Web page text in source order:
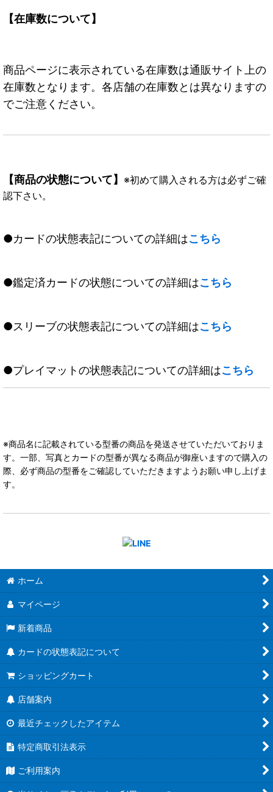
【在庫数について】
商品ページに表示されている在庫数は通販サイト上の
在庫数となります。各店舗の在庫数とは異なりますの
でご注意ください。
【商品の状態について】 ※初めて購入される方は必ずご確
認下さい。
●カードの状態表記についての詳細はこちら
●鑑定済カードの状態についての詳細はこちら
●スリーブの状態表記についての詳細はこちら
●プレイマットの状態表記についての詳細はこちら
※商品名に記載されている型番の商品を発送させていただいておりま
す。一部、写真とカードの型番が異なる商品が御座いますので購入の
際、必ず商品の型番をご確認していただきますようお願い申し上げま
す。
ホーム
マイページ
新着商品
カードの状態表記について
ショッピングカート
店舗案内
最近チェックしたアイテム
特定商取引法表示
ご利用案内